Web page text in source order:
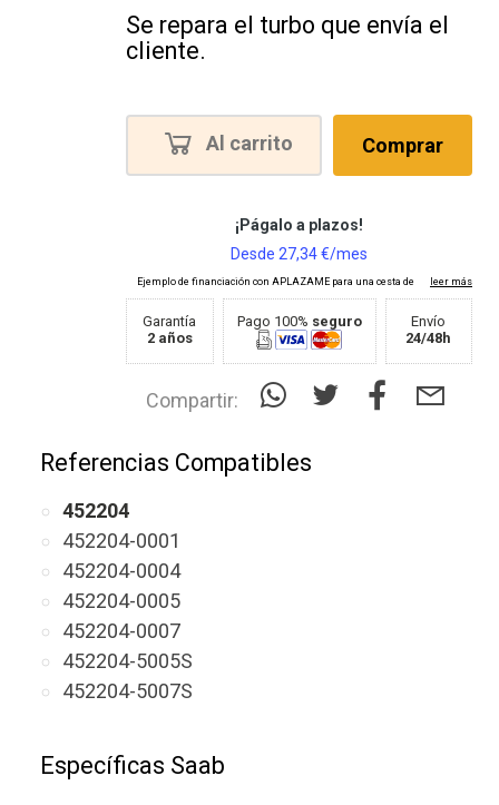
Se repara el turbo que envía el
cliente.
Al carrito Comprar
Garantía
2 años
Pago 100% seguro
Envío
24/48h
Compartir:
Referencias Compatibles
452204
452204-0001
452204-0004
452204-0005
452204-0007
452204-5005S
452204-5007S
Específicas Saab